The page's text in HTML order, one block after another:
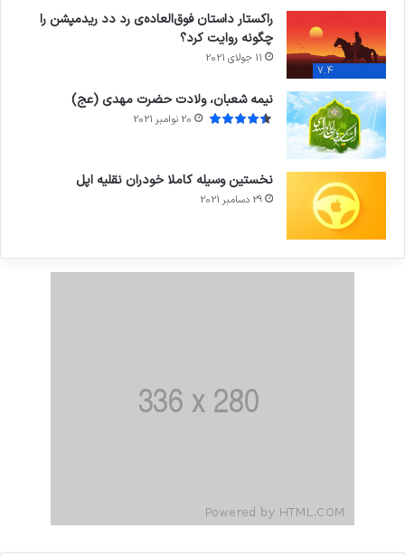
7.4
راکستار داستان فوق‌العاده‌ی رد دد ریدمپشن را
چگونه روایت کرد؟
11 جولای 2021
نیمه شعبان، ولادت حضرت مهدی (عج)
20 نوامبر 2021
نخستین وسیله کاملا خودران نقلیه اپل
29 دسامبر 2021